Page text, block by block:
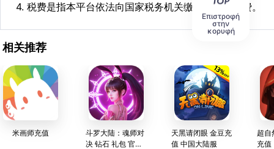
4. 税费是指本平台依法向国家税务机关缴纳的各项税费。
相关推荐
米画师充值
斗罗大陆：魂师对
决 钻石 礼包 官方
天黑请闭眼 金豆充
值 中国大陆服
超自
充值
Επιστροφή
στην
κορυφή